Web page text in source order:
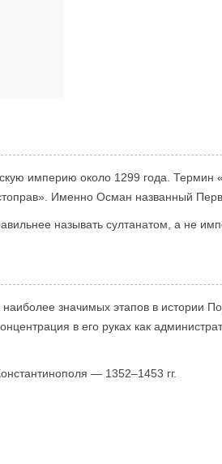
империю около 1299 года. Термин
Именно Осман названный
называть султанатом, а не
значимых этапов в истории
в его руках как
— 1352–1453 гг.